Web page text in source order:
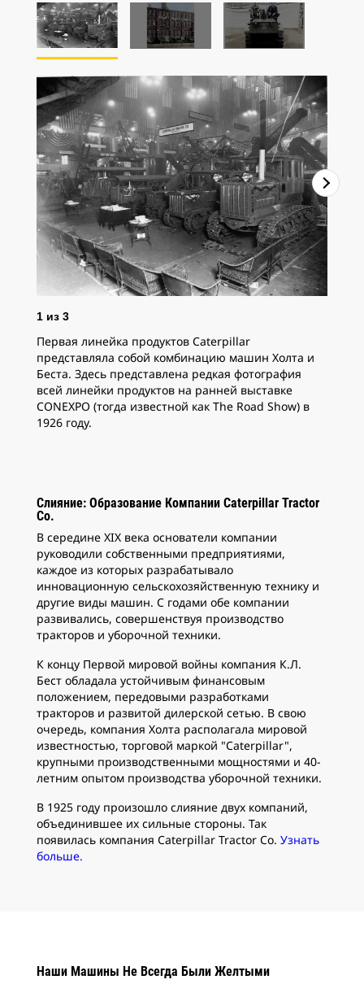
1 из 3
Первая линейка продуктов Caterpillar
представляла собой комбинацию машин Холта и
Беста. Здесь представлена редкая фотография
всей линейки продуктов на ранней выставке
CONEXPO (тогда известной как The Road Show) в
1926 году.
Слияние: Образование Компании Caterpillar Tractor
Co.
В середине XIX века основатели компании
руководили собственными предприятиями,
каждое из которых разрабатывало
инновационную сельскохозяйственную технику и
другие виды машин. С годами обе компании
развивались, совершенствуя производство
тракторов и уборочной техники.
К концу Первой мировой войны компания К.Л.
Бест обладала устойчивым финансовым
положением, передовыми разработками
тракторов и развитой дилерской сетью. В свою
очередь, компания Холта располагала мировой
известностью, торговой маркой "Caterpillar",
крупными производственными мощностями и 40-
летним опытом производства уборочной техники.
В 1925 году произошло слияние двух компаний,
объединившее их сильные стороны. Так
появилась компания Caterpillar Tractor Co. Узнать
больше.
Наши Машины Не Всегда Были Желтыми